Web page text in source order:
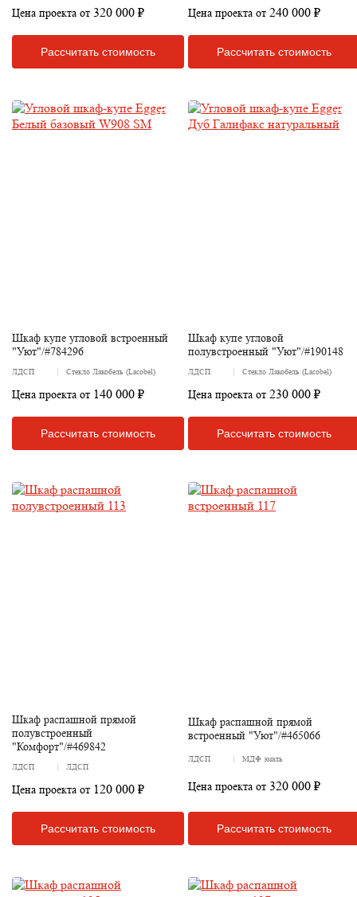
Цена проекта от 320 000 ₽
Рассчитать стоимость
Цена проекта от 240 000 ₽
Рассчитать стоимость
Шкаф купе угловой встроенный
"Уют"/#784296
ЛДСП Стекло Лакобель (Lacobel)
Цена проекта от 140 000 ₽
Рассчитать стоимость
Шкаф купе угловой
полувстроенный "Уют"/#190148
ЛДСП Стекло Лакобель (Lacobel)
Цена проекта от 230 000 ₽
Рассчитать стоимость
Шкаф распашной прямой
полувстроенный
"Комфорт"/#469842
ЛДСП ЛДСП
Цена проекта от 120 000 ₽
Рассчитать стоимость
Шкаф распашной прямой
встроенный "Уют"/#465066
ЛДСП МДФ эмаль
Цена проекта от 320 000 ₽
Рассчитать стоимость